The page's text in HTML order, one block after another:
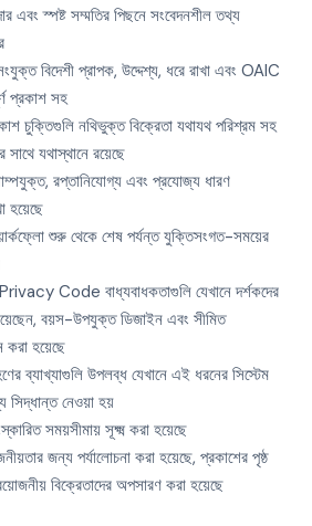
এবং স্পষ্ট সম্মতির পিছনে সংবেদনশীল তথ্য
বিদেশী প্রাপক, উদ্দেশ্য, ধরে রাখা এবং OAIC
প্রকাশ সহ
চুক্তিগুলি নথিভুক্ত বিক্রেতা যথাযথ পরিশ্রম সহ
যথাস্থানে রয়েছে
রপ্তানিযোগ্য এবং প্রযোজ্য ধারণ
হয়েছে
শুরু থেকে শেষ পর্যন্ত যুক্তিসংগত-সময়ের
Code বাধ্যবাধকতাগুলি যেখানে দর্শকদের
বয়স-উপযুক্ত ডিজাইন এবং সীমিত
হয়েছে
ব্যাখ্যাগুলি উপলব্ধ যেখানে এই ধরনের সিস্টেম
সিদ্ধান্ত নেওয়া হয়
সময়সীমায় সূক্ষ্ম করা হয়েছে
জন্য পর্যালোচনা করা হয়েছে, প্রকাশের পৃষ্ঠ
বিক্রেতাদের অপসারণ করা হয়েছে